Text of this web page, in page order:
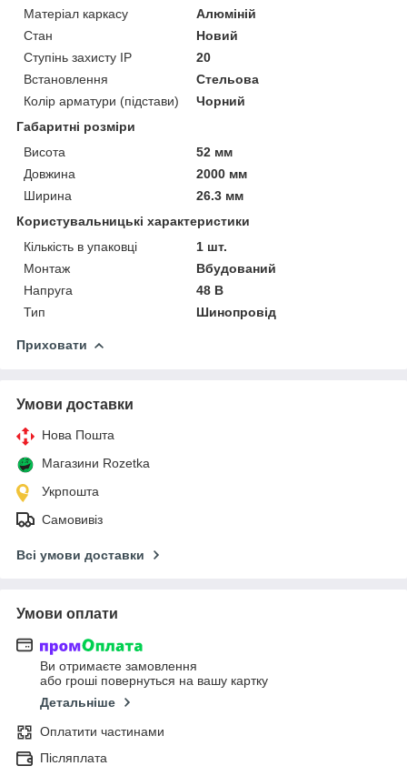
Матеріал каркасу
Алюміній
Стан
Новий
Ступінь захисту IP
20
Встановлення
Стельова
Колір арматури (підстави)
Чорний
Габаритні розміри
Висота
52 мм
Довжина
2000 мм
Ширина
26.3 мм
Користувальницькі характеристики
Кількість в упаковці
1 шт.
Монтаж
Вбудований
Напруга
48 В
Тип
Шинопровід
Приховати
Умови доставки
Нова Пошта
Магазини Rozetka
Укрпошта
Самовивіз
Всі умови доставки
Умови оплати
Ви отримаєте замовлення
або гроші повернуться на вашу картку
Детальніше
Оплатити частинами
Післяплата